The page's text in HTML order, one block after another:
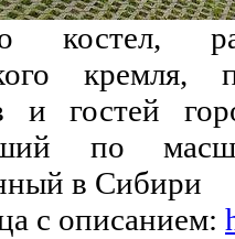
костел,
кремля,
и гостей
по
в Сибири
с описанием: